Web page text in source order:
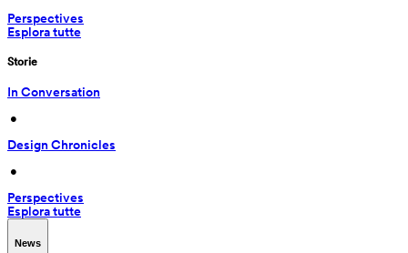
Perspectives
Esplora tutte
Storie
In Conversation
•
Design Chronicles
•
Perspectives
Esplora tutte
News